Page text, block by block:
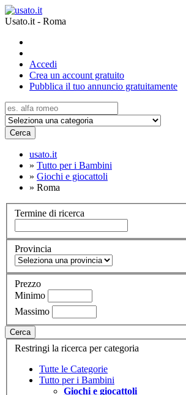
Usato.it - Roma
Accedi
Crea un account gratuito
Pubblica il tuo annuncio gratuitamente
Cerca
usato.it
» Tutto per i Bambini
» Giochi e giocattoli
» Roma
Termine di ricerca
Provincia
Prezzo
Minimo
Massimo
Cerca
Restringi la ricerca per categoria
Tutte le Categorie
Tutto per i Bambini
Giochi e giocattoli